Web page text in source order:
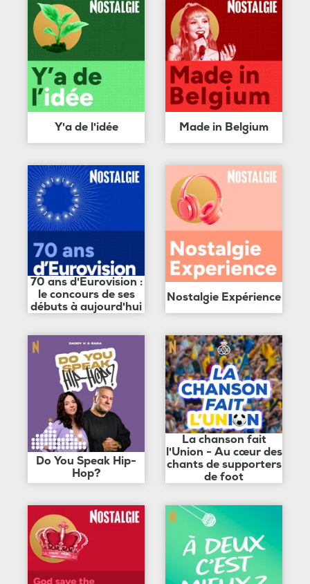
Y'a de l'idée Made in Belgium
70 ans d'Eurovision :
le concours de ses
débuts à aujourd'hui
Nostalgie Expérience
Do You Speak Hip-
Hop?
La chanson fait
l'Union - Au cœur des
chants de supporters
de foot